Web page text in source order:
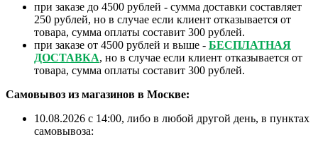
при заказе до 4500 рублей - сумма доставки составляет
250 рублей, но в случае если клиент отказывается от
товара, сумма оплаты составит 300 рублей.
при заказе от 4500 рублей и выше - БЕСПЛАТНАЯ
ДОСТАВКА, но в случае если клиент отказывается от
товара, сумма оплаты составит 300 рублей.
Самовывоз из магазинов в Москве:
10.08.2026 с 14:00, либо в любой другой день, в пунктах
самовывоза: